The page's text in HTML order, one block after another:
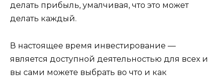
делать прибыль, умалчивая, что это может
делать каждый.
В настоящее время инвестирование —
является доступной деятельностью для всех и
вы сами можете выбрать во что и как